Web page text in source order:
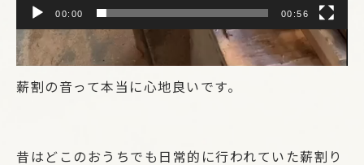
00:00 00:56
薪割の音って本当に心地良いです。
昔はどこのおうちでも日常的に行われていた薪割り